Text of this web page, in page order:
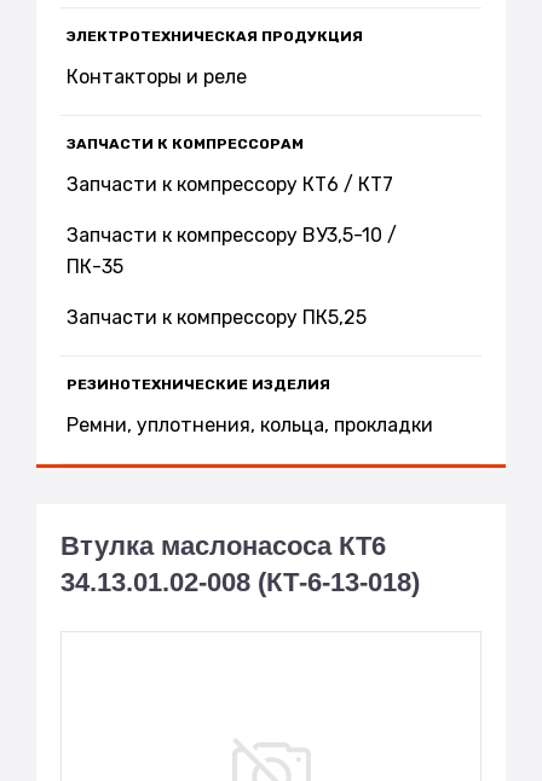
ЭЛЕКТРОТЕХНИЧЕСКАЯ ПРОДУКЦИЯ
Контакторы и реле
ЗАПЧАСТИ К КОМПРЕССОРАМ
Запчасти к компрессору КТ6 / КТ7
Запчасти к компрессору ВУ3,5-10 /
ПК-35
Запчасти к компрессору ПК5,25
РЕЗИНОТЕХНИЧЕСКИЕ ИЗДЕЛИЯ
Ремни, уплотнения, кольца, прокладки
Втулка маслонасоса КТ6
34.13.01.02-008 (КТ-6-13-018)